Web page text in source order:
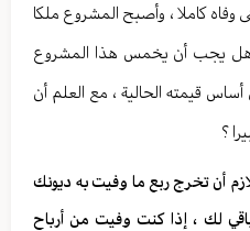
وفاه كاملا ، وأصبح المشروع ملكا
.. هل يجب أن يخمس هذا المشروع
قيمته الحالية ، مع العلم أن
؟
أن تخرج ربع ما وفيت به ديونك
لك ، إذا كنت وفيت من أرباح